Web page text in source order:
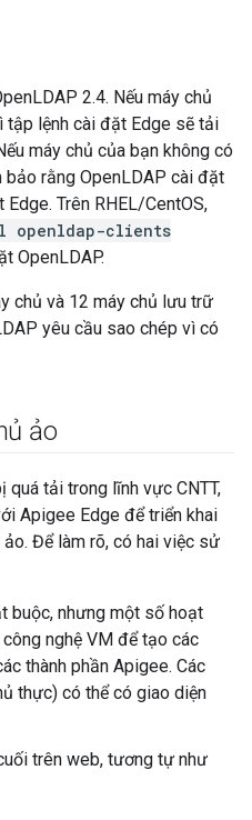
2.4. Nếu máy chủ
tập lệnh cài đặt Edge sẽ tải
máy chủ của bạn không có
rằng OpenLDAP cài đặt
Trên RHEL/CentOS,
openldap-clients
OpenLDAP.
chủ và 12 máy chủ lưu trữ
yêu cầu sao chép vì có
ảo
quá tải trong lĩnh vực CNTT,
Apigee Edge để triển khai
Để làm rõ, có hai việc sử
buộc, nhưng một số hoạt
nghệ VM để tạo các
thành phần Apigee. Các
thực) có thể có giao diện
trên web, tương tự như